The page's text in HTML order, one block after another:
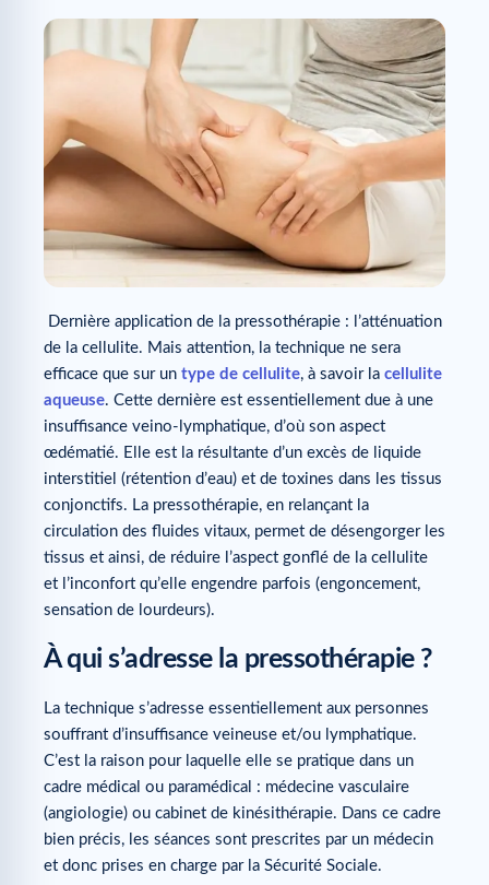
Dernière application de la pressothérapie : l’atténuation
de la cellulite. Mais attention, la technique ne sera
efficace que sur un type de cellulite, à savoir la cellulite
aqueuse. Cette dernière est essentiellement due à une
insuffisance veino-lymphatique, d’où son aspect
œdématié. Elle est la résultante d’un excès de liquide
interstitiel (rétention d’eau) et de toxines dans les tissus
conjonctifs. La pressothérapie, en relançant la
circulation des fluides vitaux, permet de désengorger les
tissus et ainsi, de réduire l’aspect gonflé de la cellulite
et l’inconfort qu’elle engendre parfois (engoncement,
sensation de lourdeurs).
À qui s’adresse la pressothérapie ?
La technique s’adresse essentiellement aux personnes
souffrant d’insuffisance veineuse et/ou lymphatique.
C’est la raison pour laquelle elle se pratique dans un
cadre médical ou paramédical : médecine vasculaire
(angiologie) ou cabinet de kinésithérapie. Dans ce cadre
bien précis, les séances sont prescrites par un médecin
et donc prises en charge par la Sécurité Sociale.